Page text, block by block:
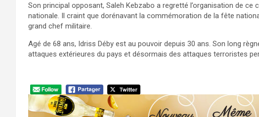
Son principal opposant, Saleh Kebzabo a regretté l’organisation de
nationale. Il craint que dorénavant la commémoration de la fête
grand chef militaire.
Agé de 68 ans, Idriss Déby est au pouvoir depuis 30 ans. Son long
attaques extérieures du pays et désormais des attaques terroristes